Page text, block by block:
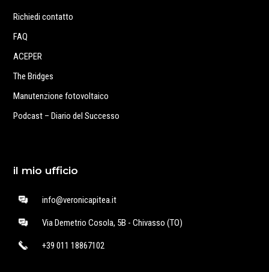
Richiedi contatto
FAQ
ACEPER
The Bridges
Manutenzione fotovoltaico
Podcast – Diario del Successo
il mio ufficio
info@veronicapitea.it
Via Demetrio Cosola, 5B - Chivasso (TO)
+39 011 18867102